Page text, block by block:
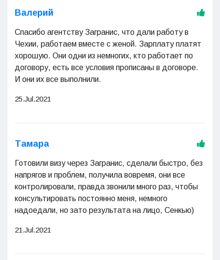
Валерий
Спасибо агентству Загранис, что дали работу в
Чехии, работаем вместе с женой. Зарплату платят
хорошую. Они одни из немногих, кто работает по
договору, есть все условия прописаны в договоре.
И они их все выполнили.
25.Jul.2021
Тамара
Готовили визу через Загранис, сделали быстро, без
напрягов и проблем, получила вовремя, они все
контролировали, правда звонили много раз, чтобы
консультировать постоянно меня, немного
надоедали, но зато результата на лицо, Сенкью)
21.Jul.2021